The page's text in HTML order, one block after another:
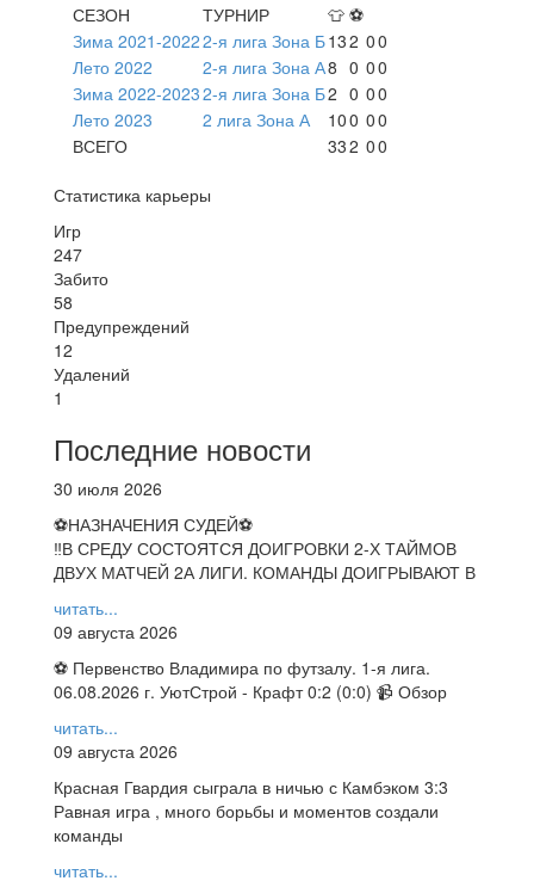
СЕЗОН
ТУРНИР 👕 ⚽
Зима 2021-20222-я лига Зона Б132 00
Лето 2022
2-я лига Зона А8 0 00
Зима 2022-20232-я лига Зона Б2 0 00
Лето 2023
2 лига Зона А 100 00
ВСЕГО
332 00
Статистика карьеры
Игр
247
Забито
58
Предупреждений
12
Удалений
1
Последние новости
30 июля 2026
⚽НАЗНАЧЕНИЯ СУДЕЙ⚽
‼В СРЕДУ СОСТОЯТСЯ ДОИГРОВКИ 2-Х ТАЙМОВ
ДВУХ МАТЧЕЙ 2А ЛИГИ. КОМАНДЫ ДОИГРЫВАЮТ В
читать...
09 августа 2026
⚽ Первенство Владимира по футзалу. 1-я лига.
06.08.2026 г. УютСтрой - Крафт 0:2 (0:0) 📹 Обзор
читать...
09 августа 2026
Красная Гвардия сыграла в ничью с Камбэком 3:3
Равная игра , много борьбы и моментов создали
команды
читать...